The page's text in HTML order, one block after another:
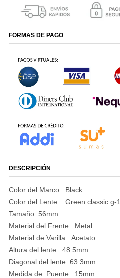
FORMAS DE PAGO
DESCRIPCIÓN
Color del Marco : Black
Color del Lente : Green classic g-
Tamaño: 56mm
Material del Frente : Metal
Material de Varilla : Acetato
Altura del lente : 48.5mm
Diagonal del lente: 63.3mm
Medida de Puente : 15mm